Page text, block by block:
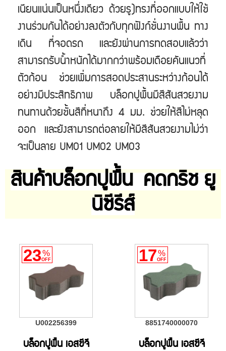
เนียนแน่นเป็นหนึ่งเดียว ด้วยรู)ทรงที่ออกแบบให้ใช้
งานร่วมกันได้อย่างลงตัวกับทุกฟังก์ชั่นงานพื้น ทาง
เดิน ที่จอดรถ และยังผ่านการทดสอบแล้วว่า
สามารถรับน้ำหนักได้มากกว่าพร้อมเดือยคันแนวที่
ตัวก้อน ช่วยเพิ่มการสอดประสานระหว่างก้อนได้
อย่างมีประสิทธิภาพ บล็อกปูพื้นมีสีสันสวยงาม
ทนทานด้วยชั้นสีที่หนาถึง 4 มม. ช่วยให้สีไม่หลุด
ออก และยังสามารถต่อลายให้มีสีสันสวยงามไม่ว่า
จะเป็นลาย UM01 UM02 UM03
สินค้าบล็อกปูพื้น คดกริช ยู
นิซีรีส์
23%
OFF
U002256399
บล็อกปูพื้น เอสซีจี
17%
OFF
8851740000070
บล็อกปูพื้น เอสซีจี